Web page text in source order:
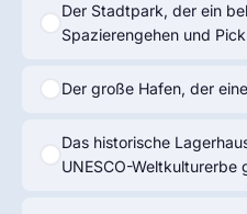
Der Stadtpark, der ein
Spazierengehen und
Der große Hafen, der
Das historische
UNESCO-Weltkulturerbe